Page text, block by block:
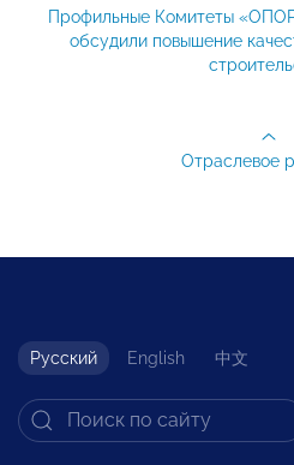
Профильные Комитеты
обсудили повышение
Отраслевое
Русский English 中文